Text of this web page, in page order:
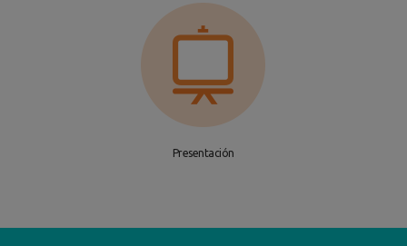
Presentación